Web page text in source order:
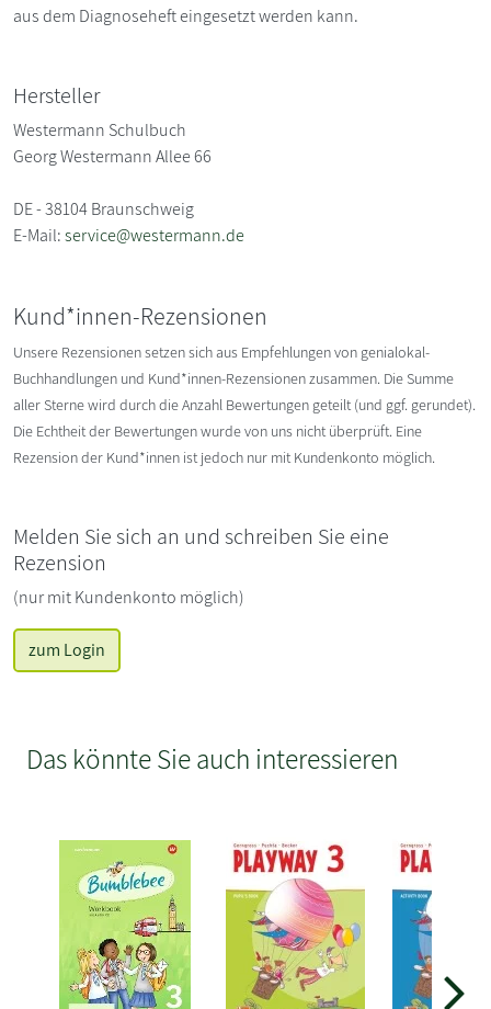
aus dem Diagnoseheft eingesetzt werden kann.
Hersteller
Westermann Schulbuch
Georg Westermann Allee 66
DE - 38104 Braunschweig
E-Mail:service@westermann.de
Kund*innen-Rezensionen
Unsere Rezensionen setzen sich aus Empfehlungen von genialokal-
Buchhandlungen und Kund*innen-Rezensionen zusammen. Die Summe
aller Sterne wird durch die Anzahl Bewertungen geteilt (und ggf. gerundet).
Die Echtheit der Bewertungen wurde von uns nicht überprüft. Eine
Rezension der Kund*innen ist jedoch nur mit Kundenkonto möglich.
Melden Sie sich an und schreiben Sie eine
Rezension
(nur mit Kundenkonto möglich)
zum Login
Das könnte Sie auch interessieren